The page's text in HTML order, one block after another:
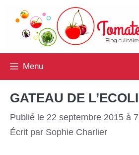
contenu
Menu
GATEAU DE
Publié le 22 septembre 2015 à
Écrit par Sophie Charlier